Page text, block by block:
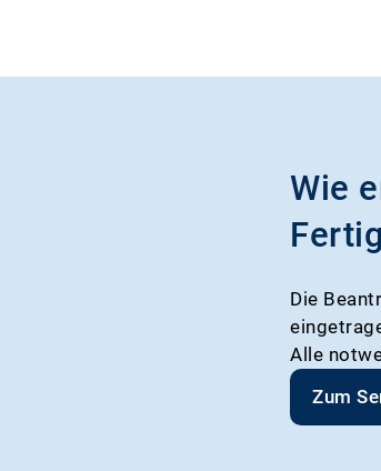
Wie
Die
Alle
Zum